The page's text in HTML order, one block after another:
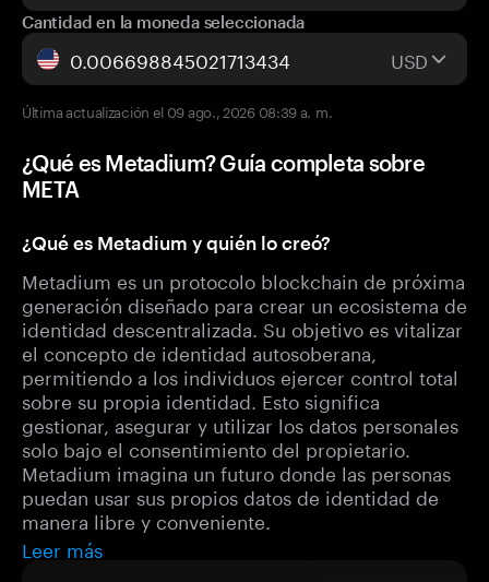
Cantidad en la moneda seleccionada
USD
Última actualización el 09 ago., 2026 08:39 a. m.
¿Qué es Metadium? Guía completa sobre
META
¿Qué es Metadium y quién lo creó?
Metadium es un protocolo blockchain de próxima
generación diseñado para crear un ecosistema de
identidad descentralizada. Su objetivo es vitalizar
el concepto de identidad autosoberana,
permitiendo a los individuos ejercer control total
sobre su propia identidad. Esto significa
gestionar, asegurar y utilizar los datos personales
solo bajo el consentimiento del propietario.
Metadium imagina un futuro donde las personas
puedan usar sus propios datos de identidad de
manera libre y conveniente.
Leer más